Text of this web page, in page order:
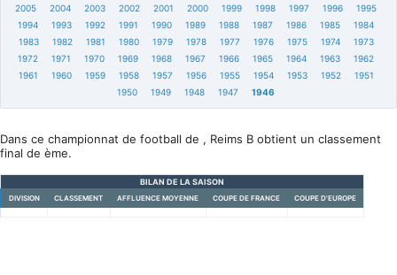
2005
2004 2003 2002 2001 2000 1999 1998 1997 1996
1995
1994
1993 1992 1991 1990 1989 1988 1987 1986 1985
1984
1983
1982 1981 1980 1979 1978 1977 1976 1975 1974
1973
1972
1971 1970 1969 1968 1967 1966 1965 1964 1963
1962
1961
1960 1959 1958 1957 1956 1955 1954 1953 1952
1951
1950
1949 1948 1947 1946
Dans ce championnat de football de , Reims B obtient un classement
final de ème.
BILAN DE LA SAISON
DIVISION CLASSEMENT AFFLUENCE MOYENNE COUPE DE FRANCE COUPE D'EUROPE